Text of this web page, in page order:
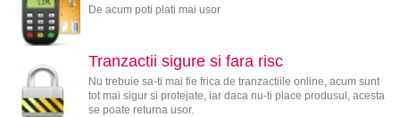
De acum poti plati mai usor
Tranzactii sigure si fara risc
Nu trebuie sa-ti mai fie frica de tranzactiile online, acum sunt
tot mai sigur si protejate, iar daca nu-ti place produsul, acesta
se poate returna usor.